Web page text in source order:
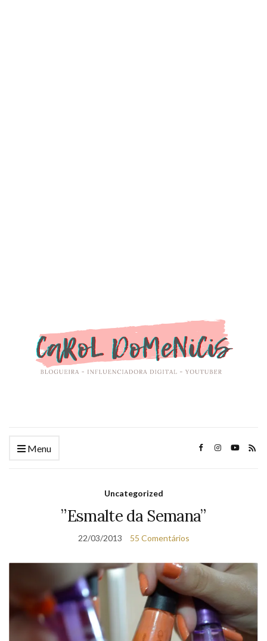
Menu
Uncategorized
”Esmalte da Semana”
22/03/2013 55 Comentários